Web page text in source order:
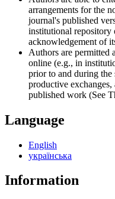
arrangements for the
journal's published
institutional
acknowledgement of
Authors are permitted
online (e.g., in
prior to and during the
productive
published work (See
Language
English
українська
Information